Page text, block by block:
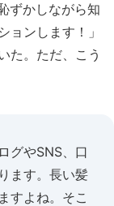
ずかしながら知
ョンします！」
た。ただ、こう
グやSNS、口
ます。長い髪
すよね。そこ